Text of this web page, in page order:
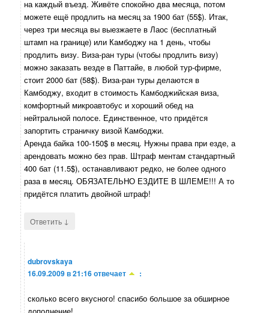
на каждый въезд. Живёте спокойно два месяца, потом
можете ещё продлить на месяц за 1900 бат (55$). Итак,
через три месяца вы выезжаете в Лаос (бесплатный
штамп на границе) или Камбоджу на 1 день, чтобы
продлить визу. Виза-ран туры (чтобы продлить визу)
можно заказать везде в Паттайе, в любой тур-фирме,
стоит 2000 бат (58$). Виза-ран туры делаются в
Камбоджу, входит в стоимость Камбоджийская виза,
комфортный микроавтобус и хороший обед на
нейтральной полосе. Единственное, что придётся
запортить страничку визой Камбоджи.
Аренда байка 100-150$ в месяц. Нужны права при езде, а
арендовать можно без прав. Штраф ментам стандартный
400 бат (11.5$), останавливают редко, не более одного
раза в месяц. ОБЯЗАТЕЛЬНО ЕЗДИТЕ В ШЛЕМЕ!!! А то
придётся платить двойной штраф!
Ответить ↓
dubrovskaya
16.09.2009 в 21:16отвечает :
сколько всего вкусного! спасибо большое за обширное